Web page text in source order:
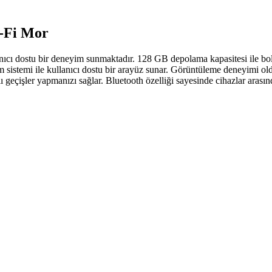
Fi Mor
dostu bir deneyim sunmaktadır. 128 GB depolama kapasitesi ile
ile kullanıcı dostu bir arayüz sunar. Görüntüleme deneyimi
yapmanızı sağlar. Bluetooth özelliği sayesinde cihazlar